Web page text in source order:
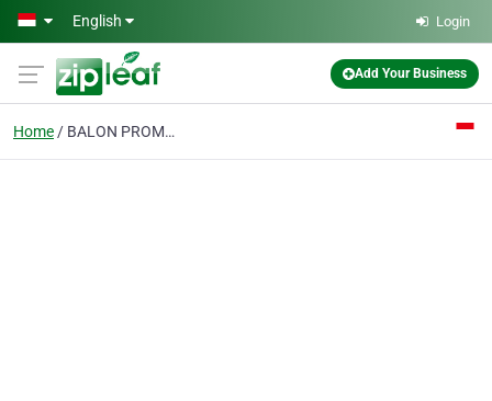
Skip to main content
English Login
Add Your Business
Home BALON PROMOSI